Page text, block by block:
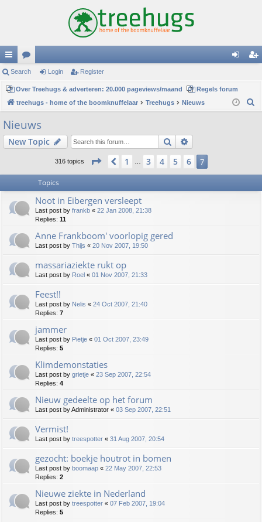
ui
ck
lin
ks
or
u
m
s
in
er
Search Login Register
Over Treehugs & adverteren: 20.000 pageviews/maand
Regels forum
treehugs - home of the boomknuffelaar
Treehugs Nieuws
Nieuws
New Topic Search
316 topics Page 7of
Previous
1 3 4 5 6 7
Topics
Noot in Eibergen versleept
Last post by frankb « 22 Jan 2008, 21:38
Replies: 11
Anne Frankboom' voorlopig gered
Last post by Thijs « 20 Nov 2007, 19:50
massariaziekte rukt op
Last post by Roel « 01 Nov 2007, 21:33
Feest!!
Last post by Nelis « 24 Oct 2007, 21:40
Replies: 7
jammer
Last post by Pietje « 01 Oct 2007, 23:49
Replies: 5
Klimdemonstaties
Last post by grietje « 23 Sep 2007, 22:54
Replies: 4
Nieuw gedeelte op het forum
Last post byAdministrator « 03 Sep 2007, 22:51
Vermist!
Last post by treespotter « 31 Aug 2007, 20:54
gezocht: boekje houtrot in bomen
Last post by boomaap « 22 May 2007, 22:53
Replies: 2
Nieuwe ziekte in Nederland
Last post by treespotter « 07 Feb 2007, 19:04
Replies: 5